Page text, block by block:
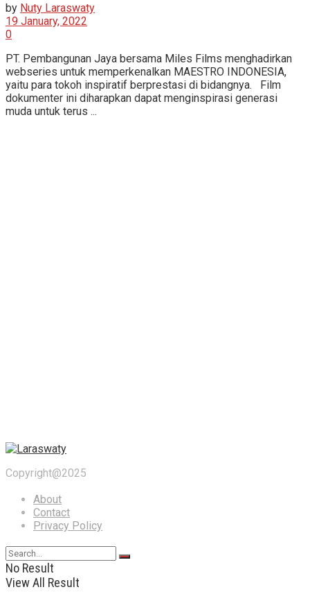
by Nuty Laraswaty
19 January, 2022
0
PT. Pembangunan Jaya bersama Miles Films menghadirkan
webseries untuk memperkenalkan MAESTRO INDONESIA,
yaitu para tokoh inspiratif berprestasi di bidangnya. Film
dokumenter ini diharapkan dapat menginspirasi generasi
muda untuk terus ...
Copyright@2025
About
Contact
Privacy Policy
No Result
View All Result